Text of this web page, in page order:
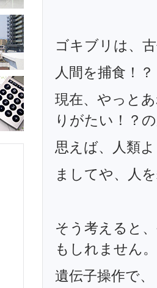
ゴキブリは、
人間を捕食！
現在、やっと
りがたい！？
思えば、人類
ましてや、人
そう考えると
もしれません。
遺伝子操作で